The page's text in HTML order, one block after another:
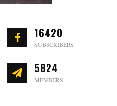
16420
SUBSCRIBERS
5824
MEMBERS